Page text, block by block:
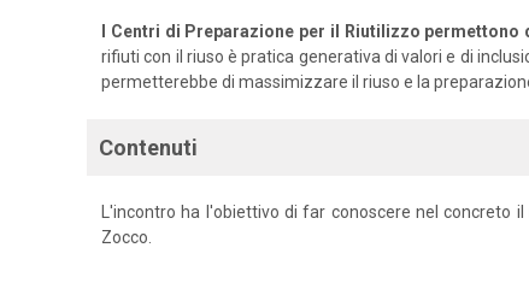
I Centri di Preparazione per il Riutilizzo
rifiuti con il riuso è pratica generativa di valori e di
permetterebbe di massimizzare il riuso e la
Contenuti
L'incontro ha l'obiettivo di far conoscere nel concreto
Zocco.